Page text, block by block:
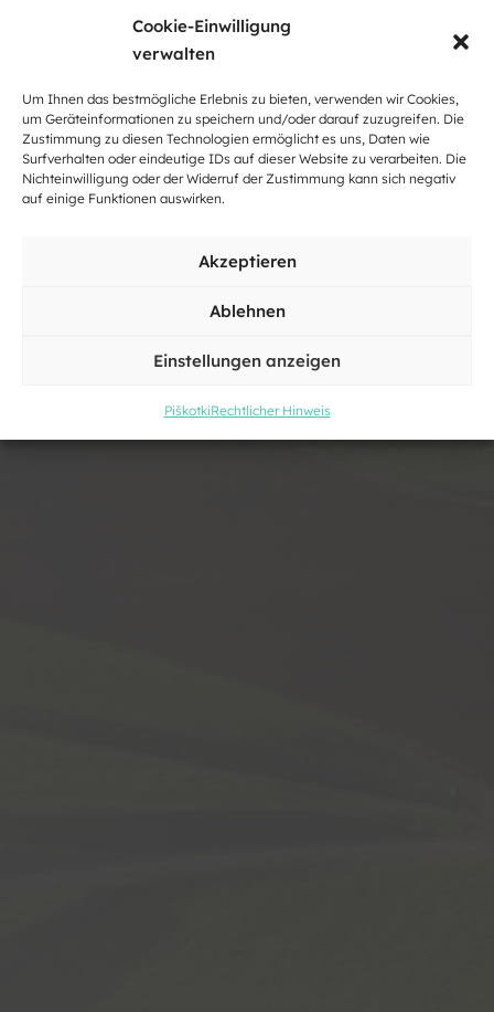
Cookie-Einwilligung
verwalten
Um Ihnen das bestmögliche Erlebnis zu bieten, verwenden wir Cookies,
um Geräteinformationen zu speichern und/oder darauf zuzugreifen. Die
Zustimmung zu diesen Technologien ermöglicht es uns, Daten wie
Surfverhalten oder eindeutige IDs auf dieser Website zu verarbeiten. Die
Nichteinwilligung oder der Widerruf der Zustimmung kann sich negativ
auf einige Funktionen auswirken.
Akzeptieren
Ablehnen
Einstellungen anzeigen
PiškotkiRechtlicher Hinweis
Sauna, massagesalon